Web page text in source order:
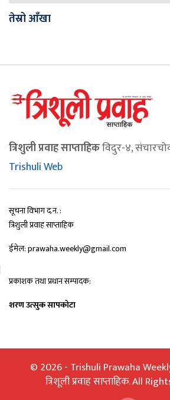
तेस्रो आँखा
त्रिशुली प्रवाह साप्ताहिकविदुर-४,
Trishuli Web
सूचना विभाग द.न. :
त्रिशुली प्रवाह साप्ताहिक
ईमेल: prawaha.weekly@gmail.com
प्रकाशक तथा प्रधान सम्पादक:
शरण उत्सुक सापकोटा
© 2026 - Trishuli Prawaha
त्रिशूली प्रवाह साप्ताहिक. All